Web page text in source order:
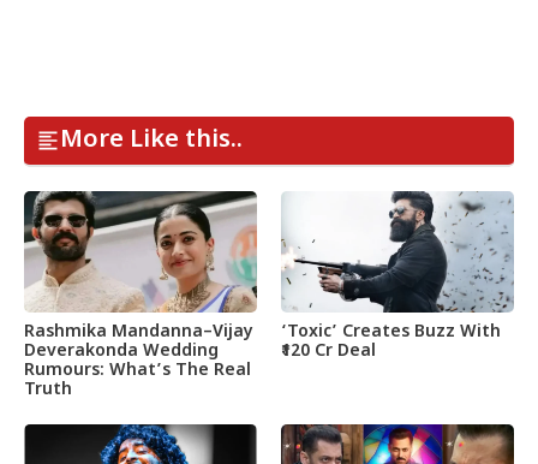
More Like this..
Rashmika Mandanna–Vijay
Deverakonda Wedding
Rumours: What’s The Real
Truth
‘Toxic’ Creates Buzz With
₹120 Cr Deal